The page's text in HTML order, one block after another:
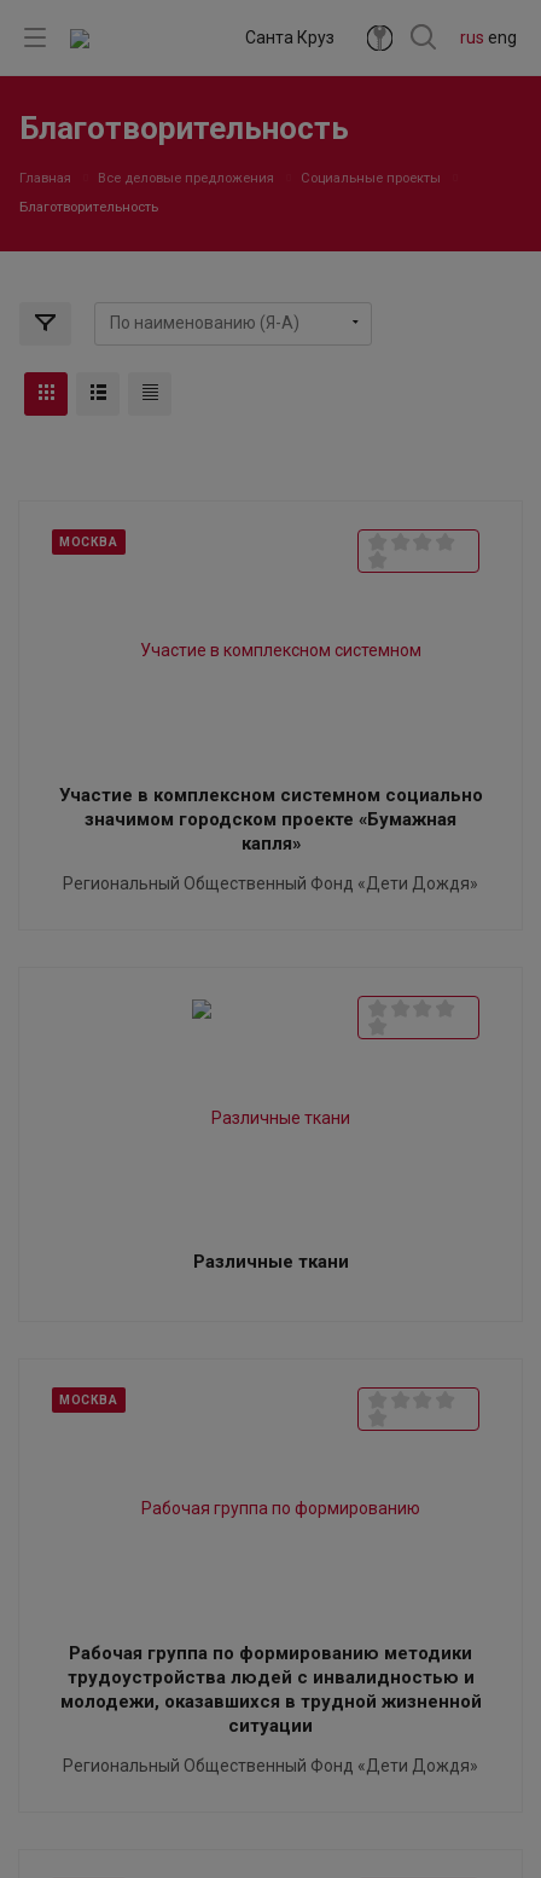
rus eng
Санта Круз
Благотворительность
Главная Все деловые предложения
Социальные проекты
Благотворительность
МОСКВА
Участие в комплексном системном социально
значимом городском проекте «Бумажная
капля»
Региональный Общественный Фонд «Дети Дождя»
Различные ткани
МОСКВА
Рабочая группа по формированию методики
трудоустройства людей с инвалидностью и
молодежи, оказавшихся в трудной жизненной
ситуации
Региональный Общественный Фонд «Дети Дождя»